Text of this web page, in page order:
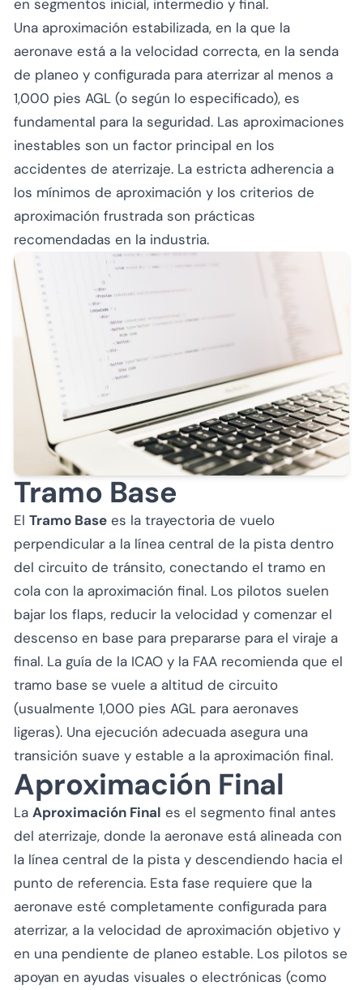
en segmentos inicial, intermedio y final.
Una aproximación estabilizada, en la que la
aeronave está a la velocidad correcta, en la senda
de planeo y configurada para aterrizar al menos a
1,000 pies AGL (o según lo especificado), es
fundamental para la seguridad. Las aproximaciones
inestables son un factor principal en los
accidentes de aterrizaje. La estricta adherencia a
los mínimos de aproximación y los criterios de
aproximación frustrada son prácticas
recomendadas en la industria.
Tramo Base
El Tramo Base es la trayectoria de vuelo
perpendicular a la línea central de la pista dentro
del circuito de tránsito, conectando el tramo en
cola con la aproximación final. Los pilotos suelen
bajar los flaps, reducir la velocidad y comenzar el
descenso en base para prepararse para el viraje a
final. La guía de la ICAO y la FAA recomienda que el
tramo base se vuele a altitud de circuito
(usualmente 1,000 pies AGL para aeronaves
ligeras). Una ejecución adecuada asegura una
transición suave y estable a la aproximación final.
Aproximación Final
La Aproximación Final es el segmento final antes
del aterrizaje, donde la aeronave está alineada con
la línea central de la pista y descendiendo hacia el
punto de referencia. Esta fase requiere que la
aeronave esté completamente configurada para
aterrizar, a la velocidad de aproximación objetivo y
en una pendiente de planeo estable. Los pilotos se
apoyan en ayudas visuales o electrónicas (como